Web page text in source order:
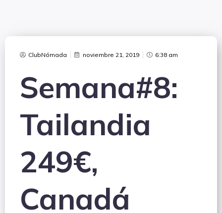
ClubNómada noviembre 21, 2019 6:38 am
Semana#8:
Tailandia
249€,
Canadá